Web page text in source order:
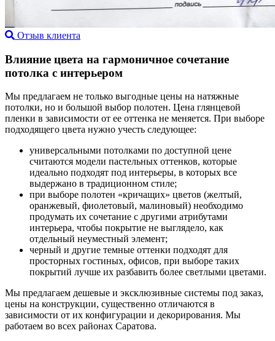
Отзыв клиента
Влияние цвета на гармоничное сочетание
потолка с интерьером
Мы предлагаем не только выгодные цены на натяжные
потолки, но и большой выбор полотен. Цена глянцевой
пленки в зависимости от ее оттенка не меняется. При выборе
подходящего цвета нужно учесть следующее:
универсальными потолками по доступной цене
считаются модели пастельных оттенков, которые
идеально подходят под интерьеры, в которых все
выдержано в традиционном стиле;
при выборе полотен «кричащих» цветов (желтый,
оранжевый, фиолетовый, малиновый) необходимо
продумать их сочетание с другими атрибутами
интерьера, чтобы покрытие не выглядело, как
отдельный неуместный элемент;
черный и другие темные оттенки подходят для
просторных гостиных, офисов, при выборе таких
покрытий лучше их разбавить более светлыми цветами.
Мы предлагаем дешевые и эксклюзивные системы под заказ,
цены на конструкции, существенно отличаются в
зависимости от их конфигурации и декорирования. Мы
работаем во всех районах Саратова.